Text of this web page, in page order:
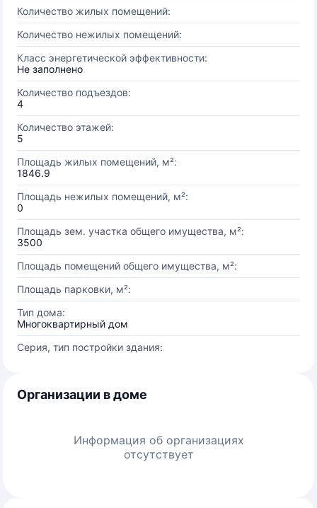
Количество жилых помещений:
Количество нежилых помещений:
Класс энергетической эффективности:
Не заполнено
Количество подъездов:
4
Количество этажей:
5
Площадь жилых помещений, м²:
1846.9
Площадь нежилых помещений, м²:
0
Площадь зем. участка общего имущества, м²:
3500
Площадь помещений общего имущества, м²:
Площадь парковки, м²:
Тип дома:
Многоквартирный дом
Серия, тип постройки здания:
Организации в доме
Информация об организациях
отсутствует